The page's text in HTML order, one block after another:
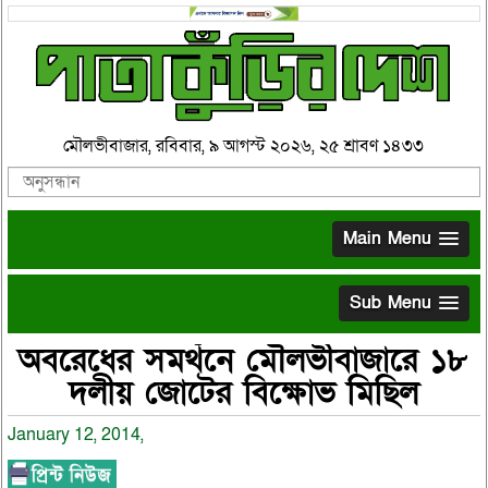
মৌলভীবাজার, রবিবার, ৯ আগস্ট ২০২৬, ২৫ শ্রাবণ ১৪৩৩
Main Menu
Sub Menu
অবরেধের সমর্থনে মৌলভীবাজারে ১৮
দলীয় জোটের বিক্ষোভ মিছিল
January 12, 2014,